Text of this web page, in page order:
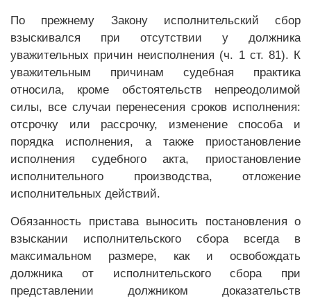
По прежнему Закону исполнительский сбор
взыскивался при отсутствии у должника
уважительных причин неисполнения (ч. 1 ст. 81). К
уважительным причинам судебная практика
относила, кроме обстоятельств непреодолимой
силы, все случаи перенесения сроков исполнения:
отсрочку или рассрочку, изменение способа и
порядка исполнения, а также приостановление
исполнения судебного акта, приостановление
исполнительного производства, отложение
исполнительных действий.
Обязанность пристава выносить постановления о
взыскании исполнительского сбора всегда в
максимальном размере, как и освобождать
должника от исполнительского сбора при
представлении должником доказательств